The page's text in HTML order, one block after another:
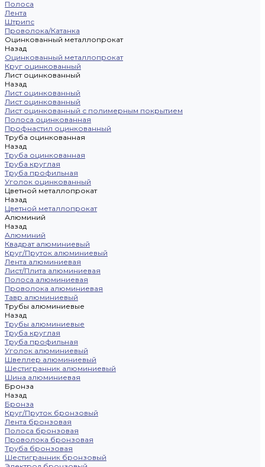
Полоса
Лента
Штрипс
Проволока/Катанка
Оцинкованный металлопрокат
Назад
Оцинкованный металлопрокат
Круг оцинкованный
Лист оцинкованный
Назад
Лист оцинкованный
Лист оцинкованный
Лист оцинкованный с полимерным покрытием
Полоса оцинкованная
Профнастил оцинкованный
Труба оцинкованная
Назад
Труба оцинкованная
Труба круглая
Труба профильная
Уголок оцинкованный
Цветной металлопрокат
Назад
Цветной металлопрокат
Алюминий
Назад
Алюминий
Квадрат алюминиевый
Круг/Пруток алюминиевый
Лента алюминиевая
Лист/Плита алюминиевая
Полоса алюминиевая
Проволока алюминиевая
Тавр алюминиевый
Трубы алюминиевые
Назад
Трубы алюминиевые
Труба круглая
Труба профильная
Уголок алюминиевый
Швеллер алюминиевый
Шестигранник алюминиевый
Шина алюминиевая
Бронза
Назад
Бронза
Круг/Пруток бронзовый
Лента бронзовая
Полоса бронзовая
Проволока бронзовая
Труба бронзовая
Шестигранник бронзовый